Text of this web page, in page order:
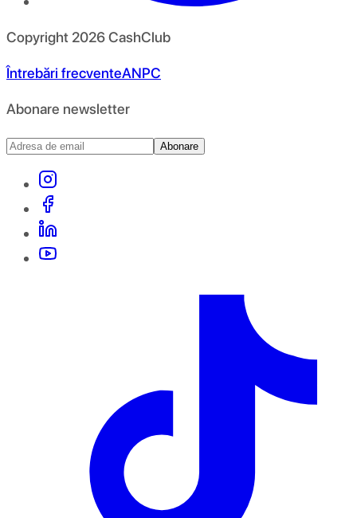
Copyright 2026CashClub
Întrebări frecventeANPC
Abonare newsletter
Abonare